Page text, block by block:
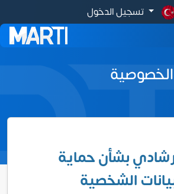
تسجيل الدخول
بشأن حماية
الشخصية